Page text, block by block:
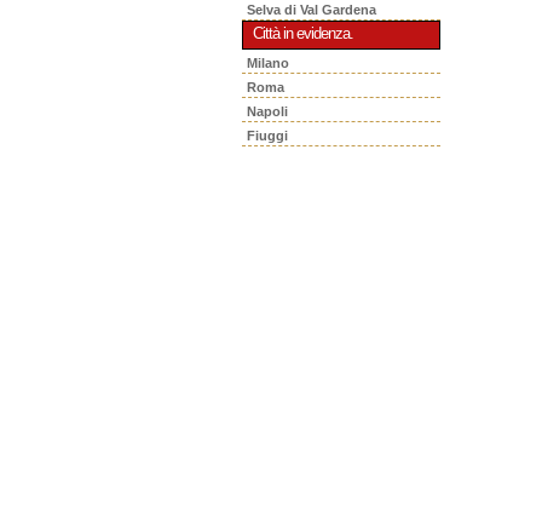
Selva di Val Gardena
Città in evidenza.
Milano
Roma
Napoli
Fiuggi